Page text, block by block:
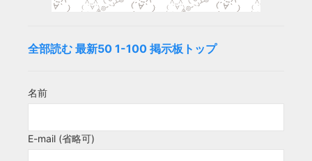
全部読む 最新50 1-100 掲示板トップ
名前
E-mail (省略可)